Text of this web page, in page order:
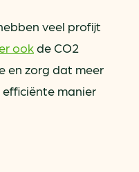
veel profijt
ookde CO2
en zorg dat meer
efficiënte manier